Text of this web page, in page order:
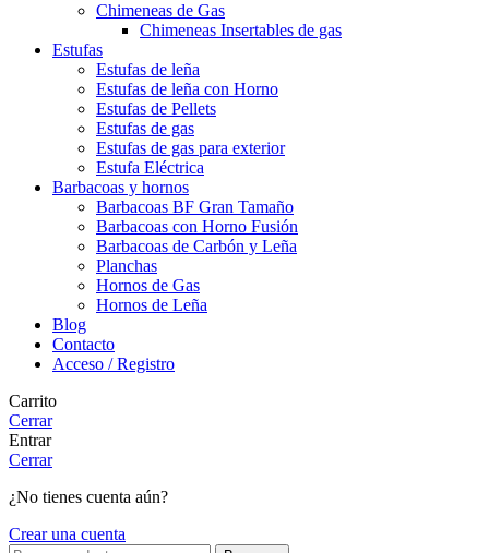
Chimeneas de Gas
Chimeneas Insertables de gas
Estufas
Estufas de leña
Estufas de leña con Horno
Estufas de Pellets
Estufas de gas
Estufas de gas para exterior
Estufa Eléctrica
Barbacoas y hornos
Barbacoas BF Gran Tamaño
Barbacoas con Horno Fusión
Barbacoas de Carbón y Leña
Planchas
Hornos de Gas
Hornos de Leña
Blog
Contacto
Acceso / Registro
Carrito
Cerrar
Entrar
Cerrar
¿No tienes cuenta aún?
Crear una cuenta